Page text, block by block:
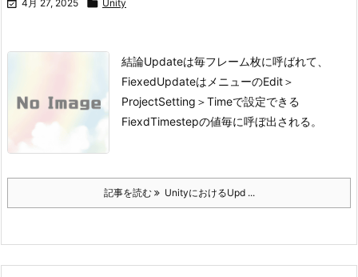
 4月 27, 2025  Unity
結論Updateは毎フレーム枚に呼ばれて、
FiexedUpdateはメニューのEdit＞
ProjectSetting＞Timeで設定できる
FiexdTimestepの値毎に呼ぼ出される。
記事を読む UnityにおけるUpd ...